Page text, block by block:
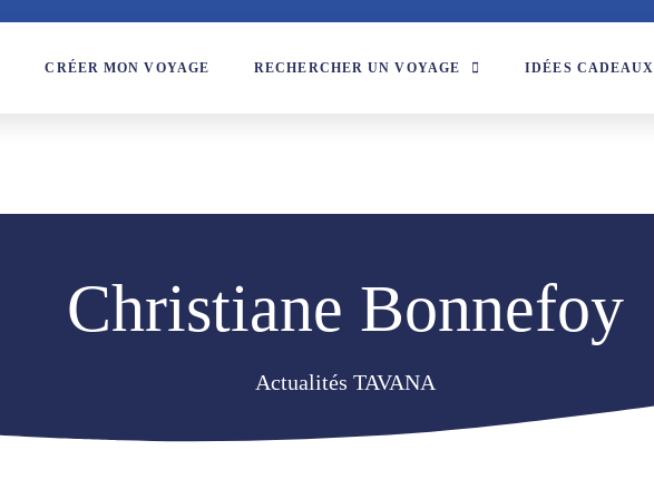
CRÉER MON VOYAGE RECHERCHER UN VOYAGE IDÉES CADEAUX
Christiane Bonnefoy
Actualités TAVANA